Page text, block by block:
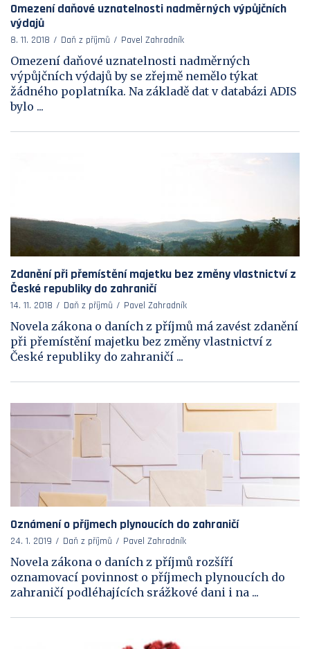
Omezení daňové uznatelnosti nadměrných výpůjčních
výdajů
8. 11. 2018 Daň z příjmů Pavel Zahradník
Omezení daňové uznatelnosti nadměrných
výpůjčních výdajů by se zřejmě nemělo týkat
žádného poplatníka. Na základě dat v databázi ADIS
bylo ...
Zdanění při přemístění majetku bez změny vlastnictví z
České republiky do zahraničí
14. 11. 2018 Daň z příjmů Pavel Zahradník
Novela zákona o daních z příjmů má zavést zdanění
při přemístění majetku bez změny vlastnictví z
České republiky do zahraničí ...
Oznámení o příjmech plynoucích do zahraničí
24. 1. 2019 Daň z příjmů Pavel Zahradník
Novela zákona o daních z příjmů rozšíří
oznamovací povinnost o příjmech plynoucích do
zahraničí podléhajících srážkové dani i na ...